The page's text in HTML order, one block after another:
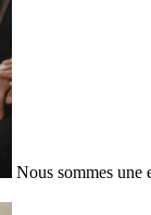
Nous sommes une